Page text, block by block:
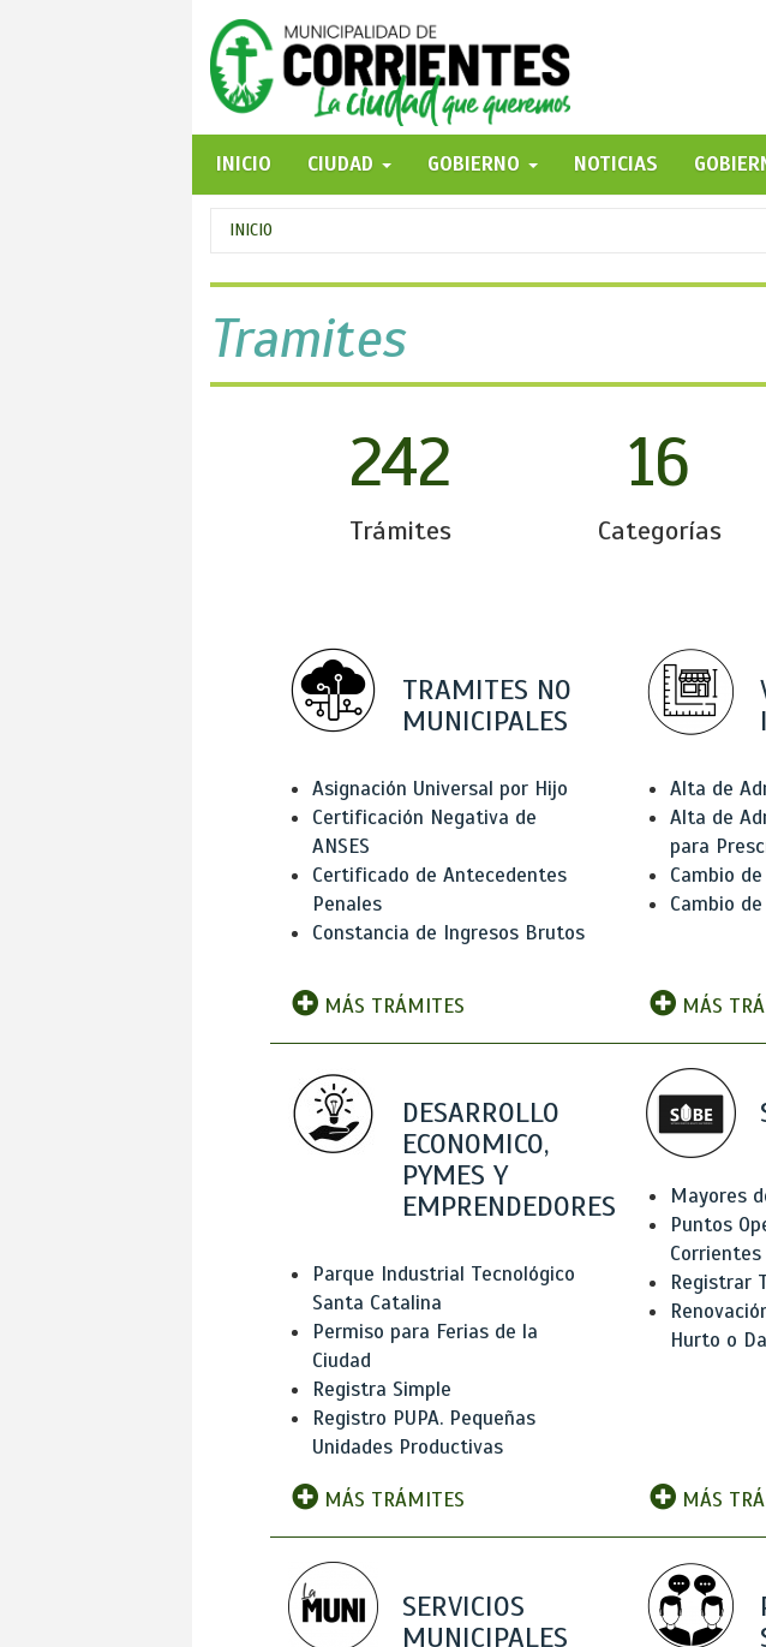
INICIO
CIUDAD GOBIERNO NOTICIAS
Se
encuentra
usted
aquí
INICIO
Tramites
242
Trámites
16
Categorías
TRAMITES NO
MUNICIPALES
Asignación Universal por Hijo
Certificación Negativa de
ANSES
Certificado de Antecedentes
Penales
Constancia de Ingresos Brutos
MÁS TRÁMITES
Alta de
Alta de
para
Cambio
Cambio
MÁS
DESARROLLO
ECONOMICO,
PYMES Y
EMPRENDEDORES
Parque Industrial Tecnológico
Santa Catalina
Permiso para Ferias de la
Ciudad
Registra Simple
Registro PUPA. Pequeñas
Unidades Productivas
MÁS TRÁMITES
Mayores
Puntos
Corrientes
Registrar
Hurto o
MÁS
SERVICIOS
MUNICIPALES